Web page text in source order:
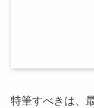
特筆すべきは、